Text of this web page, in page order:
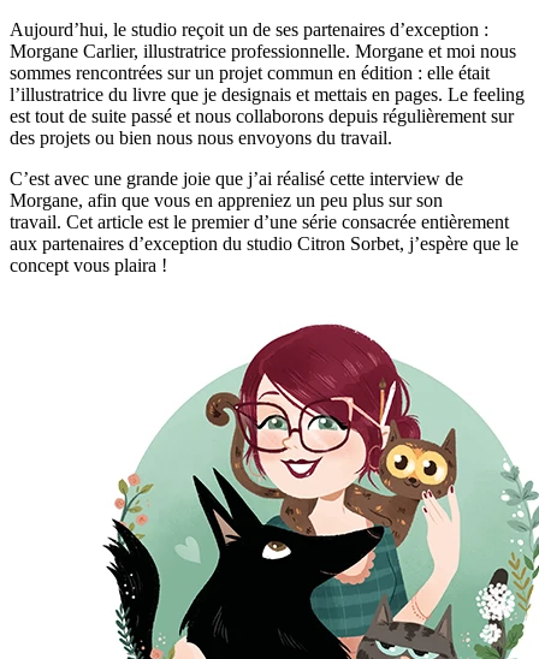
Aujourd’hui, le studio reçoit un de ses partenaires d’exception :
Morgane Carlier, illustratrice professionnelle. Morgane et moi nous
sommes rencontrées sur un projet commun en édition : elle était
l’illustratrice du livre que je designais et mettais en pages. Le feeling
est tout de suite passé et nous collaborons depuis régulièrement sur
des projets ou bien nous nous envoyons du travail.
C’est avec une grande joie que j’ai réalisé cette interview de
Morgane, afin que vous en appreniez un peu plus sur son
travail. Cet article est le premier d’une série consacrée entièrement
aux partenaires d’exception du studio Citron Sorbet, j’espère que le
concept vous plaira !